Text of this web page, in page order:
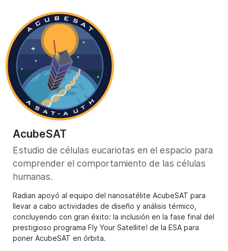
AcubeSAT
Estudio de células eucariotas en el espacio para
comprender el comportamiento de las células
humanas.
Radian apoyó al equipo del nanosatélite AcubeSAT para
llevar a cabo actividades de diseño y análisis térmico,
concluyendo con gran éxito: la inclusión en la fase final del
prestigioso programa Fly Your Satellite! de la ESA para
poner AcubeSAT en órbita.